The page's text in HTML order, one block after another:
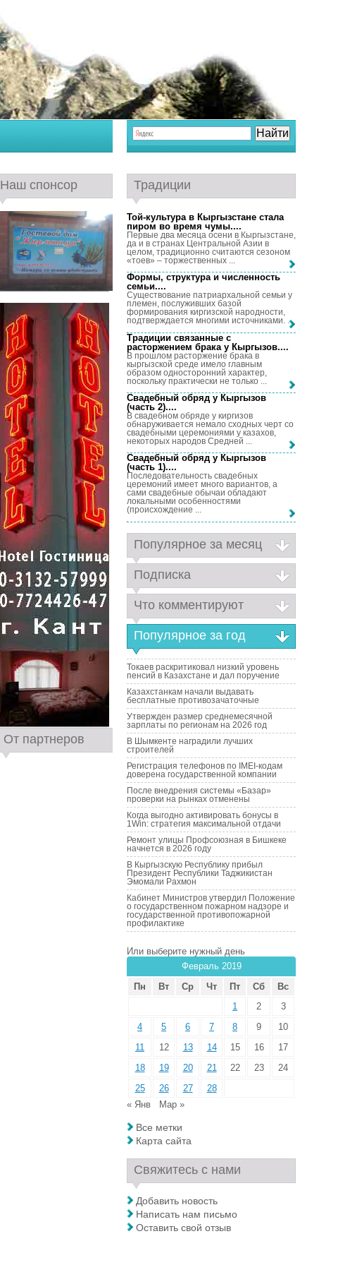
Наш спонсор
От партнеров
Традиции
Той-культура в Кыргызстане стала
пиром во время чумы....
Первые два месяца осени в Кыргызстане,
да и в странах Центральной Азии в
целом, традиционно считаются сезоном
«тоев» – торжественных ...
Формы, структура и численность
семьи....
Существование патриархальной семьи у
племен, послуживших базой
формирования киргизской народности,
подтверждается многими источниками. ...
Традиции связанные с
расторжением брака у Кыргызов....
В прошлом расторжение брака в
кыргызской среде имело главным
образом односторонний характер,
поскольку практически не только ...
Свадебный обряд у Кыргызов
(часть 2)....
В свадебном обряде у киргизов
обнаруживается немало сходных черт со
свадебными церемониями у казахов,
некоторых народов Средней ...
Свадебный обряд у Кыргызов
(часть 1)....
Последовательность свадебных
церемоний имеет много вариантов, а
сами свадебные обычаи обладают
локальными особенностями
(происхождение ...
Популярное за месяц
Подписка
Что комментируют
Популярное за год
Токаев раскритиковал низкий уровень
пенсий в Казахстане и дал поручение
Казахстанкам начали выдавать
бесплатные противозачаточные
Утвержден размер среднемесячной
зарплаты по регионам на 2026 год
В Шымкенте наградили лучших
строителей
Регистрация телефонов по IMEI-кодам
доверена государственной компании
После внедрения системы «Базар»
проверки на рынках отменены
Когда выгодно активировать бонусы в
1Win: стратегия максимальной отдачи
Ремонт улицы Профсоюзная в Бишкеке
начнется в 2026 году
В Кыргызскую Республику прибыл
Президент Республики Таджикистан
Эмомали Рахмон
Кабинет Министров утвердил Положение
о государственном пожарном надзоре и
государственной противопожарной
профилактике
Или выберите нужный день
Февраль 2019
Пн
Вт Ср Чт Пт Сб
Вс
1
2
3
4
5 6 7 8 9
10
11
12 13 14 15 16
17
18
19 20 21 22 23
24
25
26 27
28
« Янв
Мар »
Все метки
Карта сайта
Свяжитесь с нами
Добавить новость
Написать нам письмо
Оставить свой отзыв